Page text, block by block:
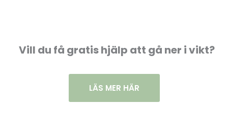
Vill du få gratis hjälp att gå ner i vikt?
LÄS MER HÄR